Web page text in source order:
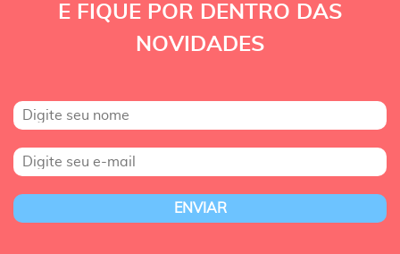
E FIQUE POR DENTRO DAS
NOVIDADES